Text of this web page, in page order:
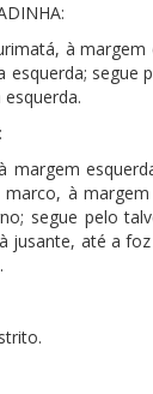
à
esquerda;
margem
à
segue pelo
jusante, até a